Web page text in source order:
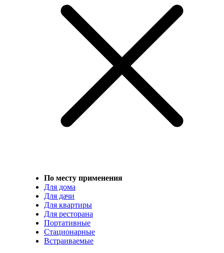
По месту применения
Для дома
Для дачи
Для квартиры
Для ресторана
Портативные
Стационарные
Встраиваемые